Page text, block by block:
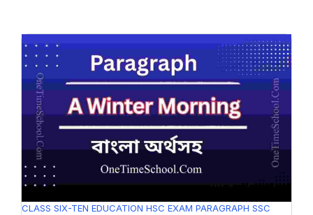
CLASS SIX-TEN EDUCATION HSC EXAM PARAGRAPH SSC